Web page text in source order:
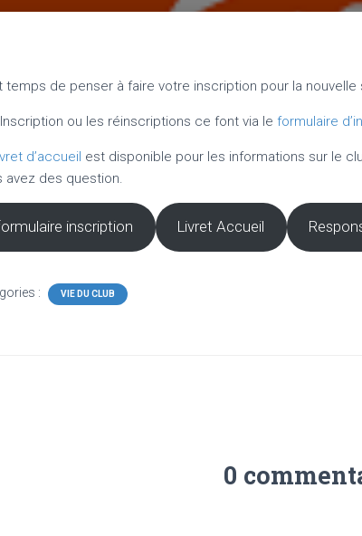
temps de penser à faire votre inscription pour la nouvelle
ou les réinscriptions ce font via le formulaire
d’accueil est disponible pour les informations sur le
avez des question.
inscription Livret Accueil
: VIE DU CLUB
0